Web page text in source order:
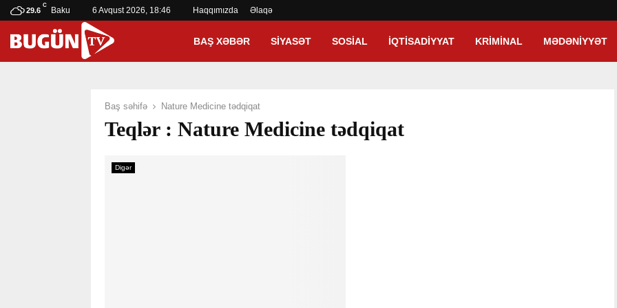
29.6
C
Baku 6 Avqust 2026, 18:46 Haqqımızda Əlaqə
BAŞ XƏBƏR SIYASƏT SOSIAL İQTISADIYYAT KRIMINAL MƏDƏNIYYƏT
Baş səhifə Nature Medicine tədqiqat
Teqlər : Nature Medicine tədqiqat
Digər